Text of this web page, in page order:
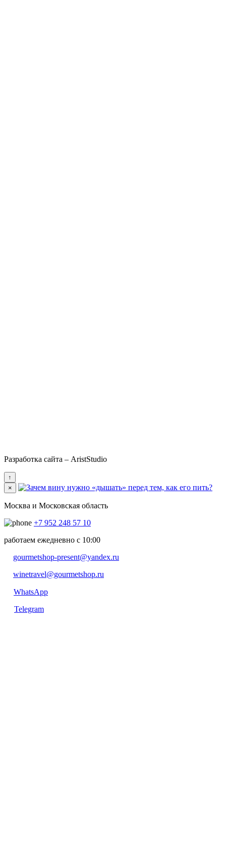
Разработка сайта – AristStudio
↑
×
Москва и Московская область
+7 952 248 57 10
работаем ежедневно с 10:00
gourmetshop-present@yandex.ru
winetravel@gourmetshop.ru
WhatsApp
Telegram